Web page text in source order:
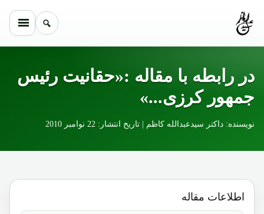
در رابطه با مقاله :«حقانیت رئیس
جمهور کرزی...»
نویسنده: داکتر سیدعبدالله کاظم | تاریخ انتشار: 22 نوامبر 2010
اطلاعات مقاله